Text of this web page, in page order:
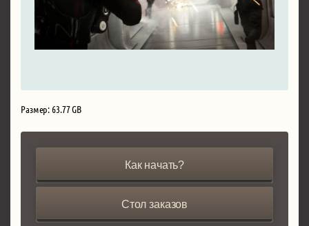
Размер: 63.77 GB
Как начать?
Стол заказов